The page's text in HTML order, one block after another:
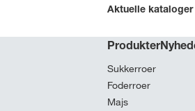
Aktuelle kataloger
Produkter
Sukkerroer
Foderroer
Majs